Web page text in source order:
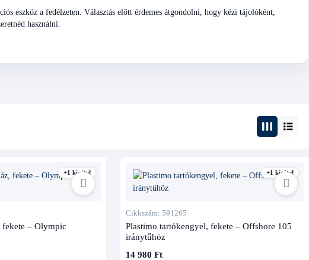
eszköz a fedélzeten. Választás előtt érdemes átgondolni, hogy kézi tájolóként,
használni.
+1 kivitel
fekete – Olympic
+1 kivitel
Cikkszám: 591265
Plastimo tartókengyel, fekete – Offshore 105
iránytűhöz
14 980 Ft